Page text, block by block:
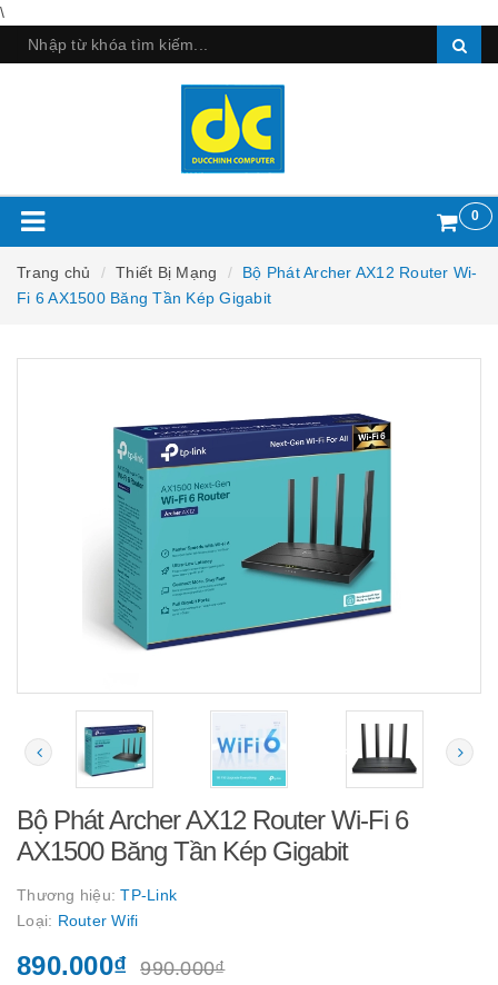
\
0
Trang chủ Thiết Bị Mạng
Bộ Phát Archer AX12 Router Wi-
Fi 6 AX1500 Băng Tần Kép Gigabit
Bộ Phát Archer AX12 Router Wi-Fi 6
AX1500 Băng Tần Kép Gigabit
Thương hiệu:TP-Link
Loại: Router Wifi
890.000₫ 990.000₫